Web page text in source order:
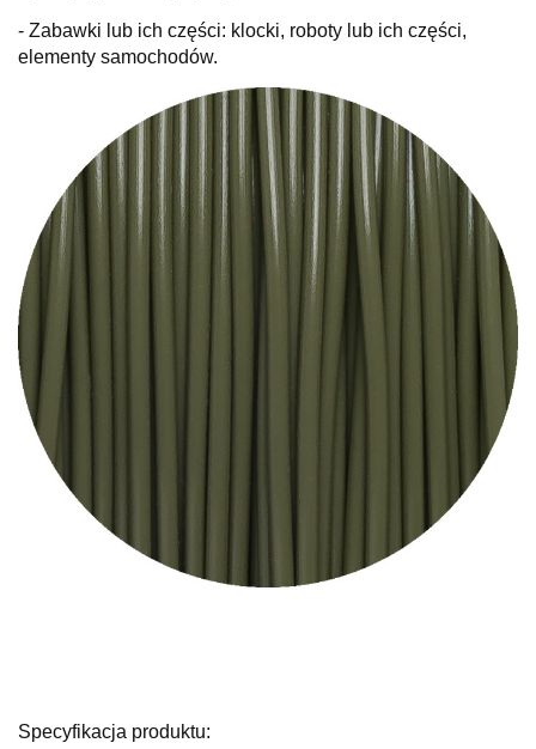
- Zabawki lub ich części: klocki, roboty lub ich części,
elementy samochodów.
Specyfikacja produktu: